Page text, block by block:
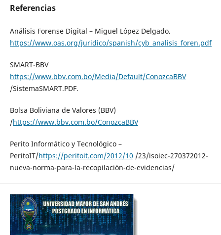
Referencias
Análisis Forense Digital – Miguel López Delgado.
https://www.oas.org/juridico/spanish/cyb_analisis_foren.pdf
SMART-BBV
https://www.bbv.com.bo/Media/Default/ConozcaBBV
/SistemaSMART.PDF.
Bolsa Boliviana de Valores (BBV)
/https://www.bbv.com.bo/ConozcaBBV
Perito Informático y Tecnológico –
PeritoIT/https://peritoit.com/2012/10 /23/isoiec-270372012-
nueva-norma-para-la-recopilación-de-evidencias/